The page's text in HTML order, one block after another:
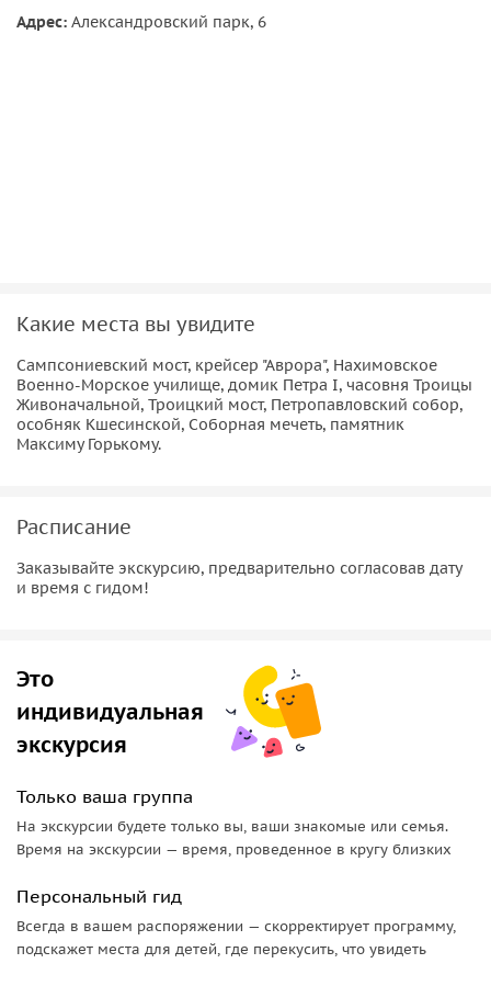
Петроград, советский Ленинград, современный любимый
Адрес: Александровский парк, 6
Какие места вы увидите
Сампсониевский мост, крейсер "Аврора", Нахимовское
Военно-Морское училище, домик Петра I, часовня Троицы
Живоначальной, Троицкий мост, Петропавловский собор,
особняк Кшесинской, Соборная мечеть, памятник
Максиму Горькому.
Расписание
Заказывайте экскурсию, предварительно согласовав дату
и время с гидом!
Это
индивидуальная
экскурсия
Только ваша группа
На экскурсии будете только вы, ваши знакомые или семья.
Время на экскурсии — время, проведенное в кругу близких
Персональный гид
Всегда в вашем распоряжении — скорректирует программу,
подскажет места для детей, где перекусить, что увидеть